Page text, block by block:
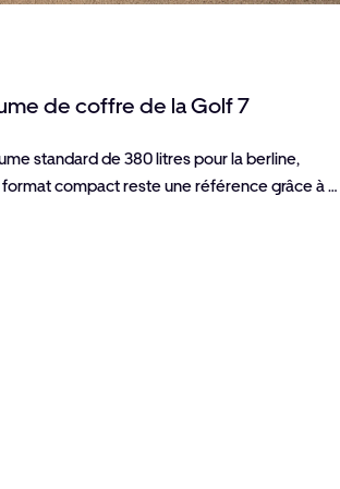
de coffre de la Golf 7
standard de 380 litres pour la berline,
format compact reste une référence grâce à …